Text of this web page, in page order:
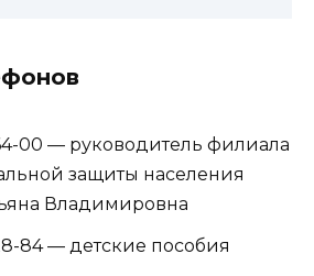
00 — руководитель филиала
защиты населения
Владимировна
84 — детские пособия